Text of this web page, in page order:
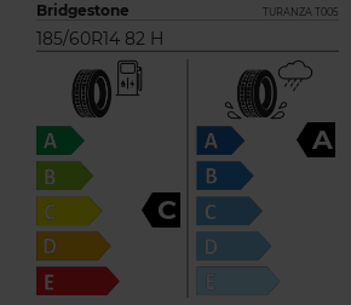
Bridgestone TURANZA T005
185/60R14 82 H
C
A